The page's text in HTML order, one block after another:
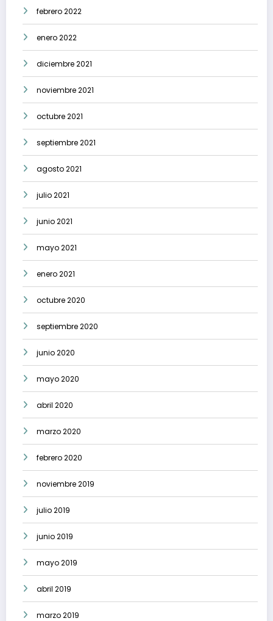
febrero 2022
enero 2022
diciembre 2021
noviembre 2021
octubre 2021
septiembre 2021
agosto 2021
julio 2021
junio 2021
mayo 2021
enero 2021
octubre 2020
septiembre 2020
junio 2020
mayo 2020
abril 2020
marzo 2020
febrero 2020
noviembre 2019
julio 2019
junio 2019
mayo 2019
abril 2019
marzo 2019